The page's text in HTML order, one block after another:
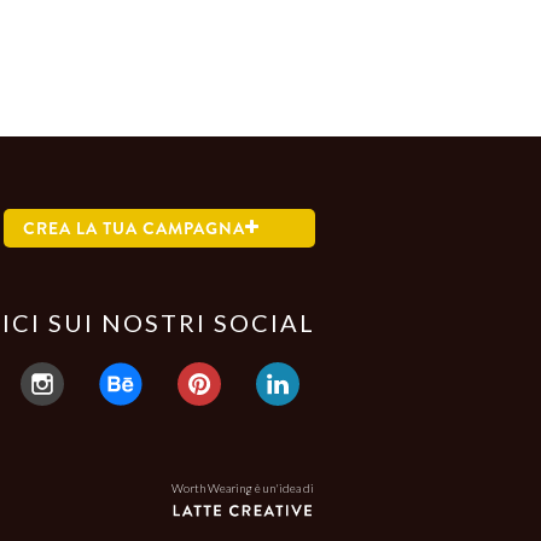
CREA LA TUA CAMPAGNA
SUI NOSTRI SOCIAL
Worth Wearing è un'idea di